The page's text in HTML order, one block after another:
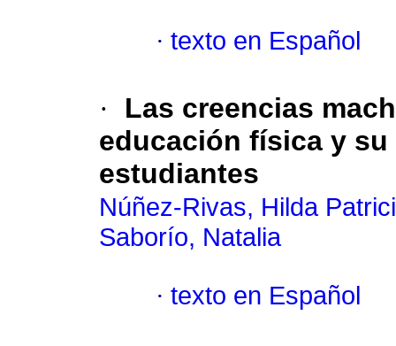
· texto en Español
·
Las creencias
educación física y
estudiantes
Núñez-Rivas, Hilda
Saborío, Natalia
· texto en Español